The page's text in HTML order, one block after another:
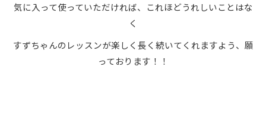
気に入って使っていただければ、これほどうれしいことはな
く
すずちゃんのレッスンが楽しく長く続いてくれますよう、願
っております！！